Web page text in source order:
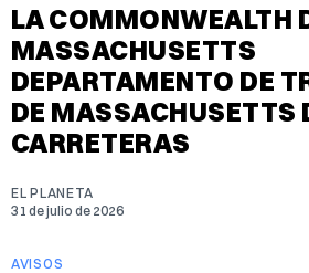
LA COMMONWEALTH
MASSACHUSETTS
DEPARTAMENTO DE
DE MASSACHUSETTS
CARRETERAS
EL PLANETA
31 de julio de 2026
AVISOS